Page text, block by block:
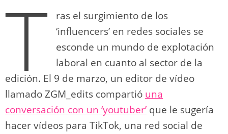
T
ras el surgimiento de los
‘influencers’ en redes sociales se
esconde un mundo de explotación
laboral en cuanto al sector de la
edición. El 9 de marzo, un editor de vídeo
llamado ZGM_edits compartió una
conversación con un ‘youtuber’ que le sugería
hacer vídeos para TikTok, una red social de